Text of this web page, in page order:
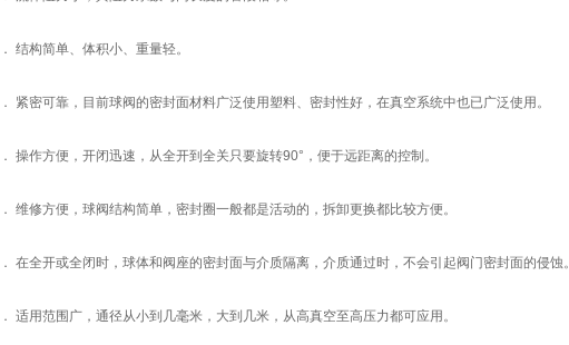
结构简单、体积小、重量轻。
紧密可靠，目前球阀的密封面材料广泛使用塑料、密封性好，在真空系统中也已广泛使用。
操作方便，开闭迅速，从全开到全关只要旋转90°，便于远距离的控制。
维修方便，球阀结构简单，密封圈一般都是活动的，拆卸更换都比较方便。
在全开或全闭时，球体和阀座的密封面与介质隔离，介质通过时，不会引起阀门密封面的侵蚀。
适用范围广，通径从小到几毫米，大到几米，从高真空至高压力都可应用。